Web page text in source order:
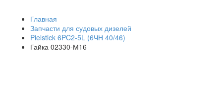
Главная
Запчасти для судовых дизелей
Pielstick 6PC2-5L (6ЧН 40/46)
Гайка 02330-М16